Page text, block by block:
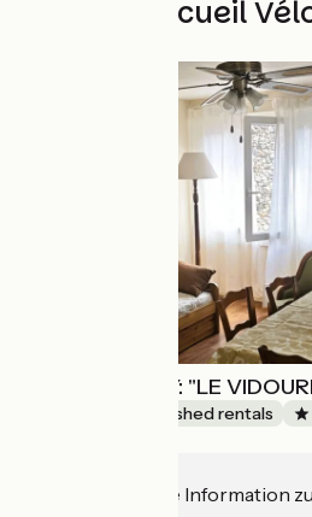
Weitere Accueil
MAISON SAURY: "LE
Lodgings and furnished rentals
Haben Sie eine Information